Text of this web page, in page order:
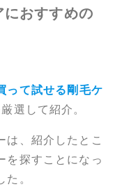
におすすめの
って試せる剛毛ケ
選して紹介。
は、紹介したとこ
を探すことになっ
。